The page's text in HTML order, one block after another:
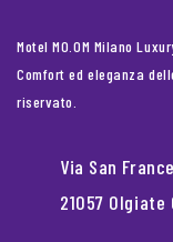
Motel MO.OM Milano
Comfort ed eleganza
riservato.
Via San
21057